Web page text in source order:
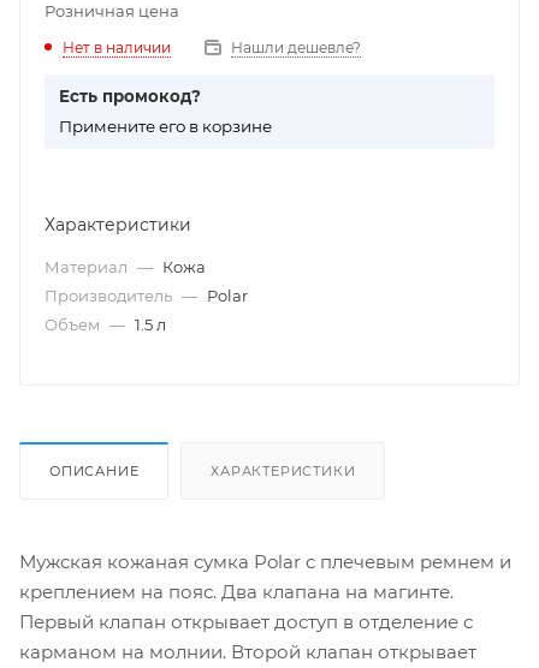
Розничная цена
Нет в наличии Нашли дешевле?
Есть промокод?
Примените его в корзине
Характеристики
Материал — Кожа
Производитель — Polar
Объем — 1.5 л
ОПИСАНИЕ ХАРАКТЕРИСТИКИ
Мужская кожаная сумка Polar с плечевым ремнем и
креплением на пояс. Два клапана на магинте.
Первый клапан открывает доступ в отделение с
карманом на молнии. Второй клапан открывает